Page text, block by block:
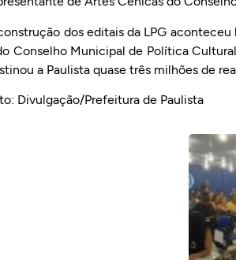
dos editais da LPG
Conselho Municipal de Política
a Paulista quase três milhões de
Divulgação/Prefeitura de Paulista